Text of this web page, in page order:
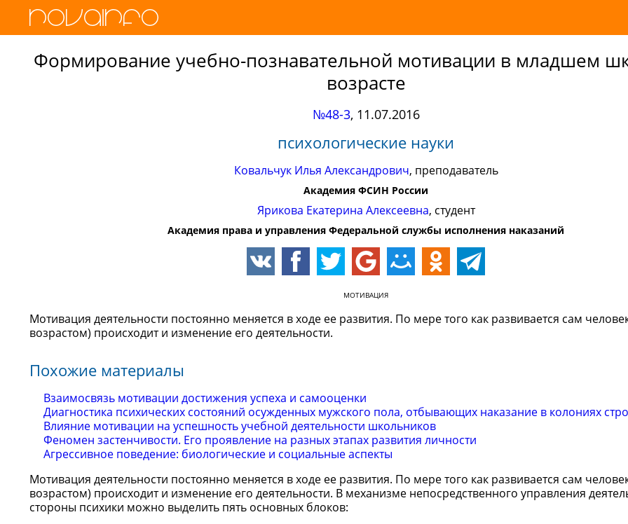
Формирование учебно-познавательной мотивации в младшем
возрасте
№48-3, 11.07.2016
психологические науки
Ковальчук Илья Александрович, преподаватель
Академия ФСИН России
Ярикова Екатерина Алексеевна, студент
Академия права и управления Федеральной службы исполнения наказаний
МОТИВАЦИЯ
Мотивация деятельности постоянно меняется в ходе ее развития. По мере того как развивается сам
возрастом) происходит и изменение его деятельности.
Похожие материалы
Взаимосвязь мотивации достижения успеха и самооценки
Диагностика психических состояний осужденных мужского пола, отбывающих наказание в колониях
Влияние мотивации на успешность учебной деятельности школьников
Феномен застенчивости. Его проявление на разных этапах развития личности
Агрессивное поведение: биологические и социальные аспекты
Мотивация деятельности постоянно меняется в ходе ее развития. По мере того как развивается сам
возрастом) происходит и изменение его деятельности. В механизме непосредственного управления
стороны психики можно выделить пять основных блоков: